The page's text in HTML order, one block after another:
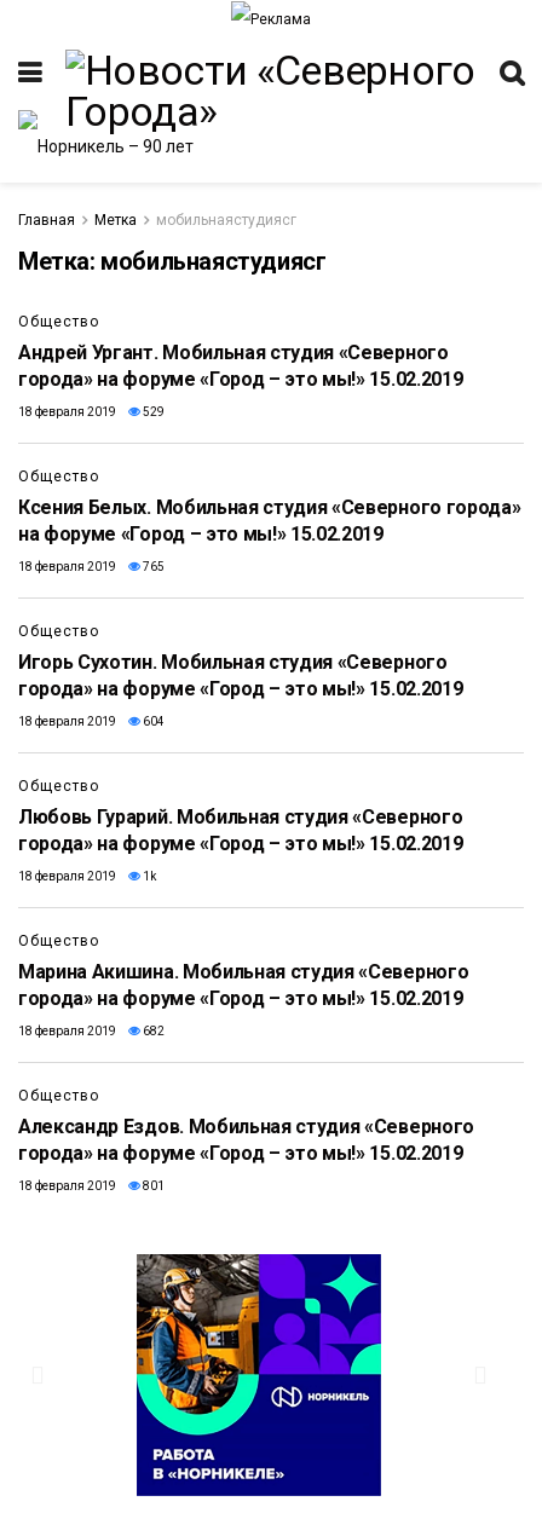
Главная Метка мобильнаястудиясг
Метка: мобильнаястудиясг
Общество
Андрей Ургант. Мобильная студия «Северного
города» на форуме «Город – это мы!» 15.02.2019
18 февраля 2019 529
4:53
Общество
Ксения Белых. Мобильная студия «Северного города»
на форуме «Город – это мы!» 15.02.2019
18 февраля 2019 765
9:24
Общество
Игорь Сухотин. Мобильная студия «Северного
города» на форуме «Город – это мы!» 15.02.2019
18 февраля 2019 604
11:48
Общество
Любовь Гурарий. Мобильная студия «Северного
города» на форуме «Город – это мы!» 15.02.2019
18 февраля 2019 1k
8:44
Общество
Марина Акишина. Мобильная студия «Северного
города» на форуме «Город – это мы!» 15.02.2019
18 февраля 2019 682
9:36
Общество
Александр Ездов. Мобильная студия «Северного
города» на форуме «Город – это мы!» 15.02.2019
18 февраля 2019 801